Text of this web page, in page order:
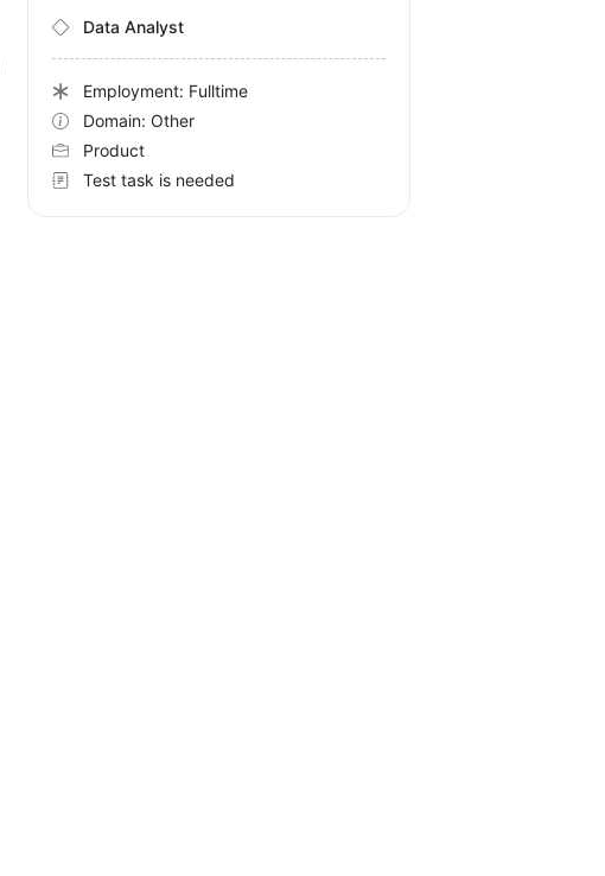
Data Analyst
Employment: Fulltime
Domain: Other
Product
Test task is needed